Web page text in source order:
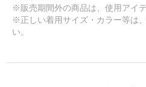
※販売期間外の商品は、使用アイ
※正しい着用サイズ・カラー等は
い。